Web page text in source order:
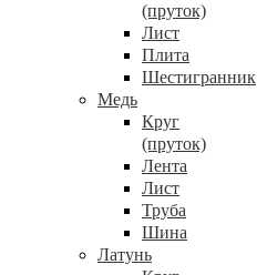
(пруток)
Лист
Плита
Шестигранник
Медь
Круг
(пруток)
Лента
Лист
Труба
Шина
Латунь